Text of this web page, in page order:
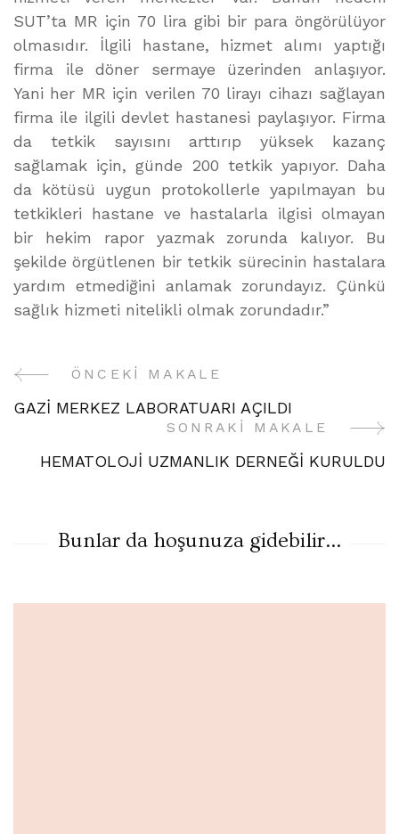
SUT’ta MR için 70 lira gibi bir para öngörülüyor
olmasıdır. İlgili hastane, hizmet alımı yaptığı
firma ile döner sermaye üzerinden anlaşıyor.
Yani her MR için verilen 70 lirayı cihazı sağlayan
firma ile ilgili devlet hastanesi paylaşıyor. Firma
da tetkik sayısını arttırıp yüksek kazanç
sağlamak için, günde 200 tetkik yapıyor. Daha
da kötüsü uygun protokollerle yapılmayan bu
tetkikleri hastane ve hastalarla ilgisi olmayan
bir hekim rapor yazmak zorunda kalıyor. Bu
şekilde örgütlenen bir tetkik sürecinin hastalara
yardım etmediğini anlamak zorundayız. Çünkü
sağlık hizmeti nitelikli olmak zorundadır.”
YazıÖNCEKI MAKALE
GAZİ MERKEZ LABORATUARI AÇILDI
SONRAKI MAKALE
HEMATOLOJİ UZMANLIK DERNEĞİ KURULDU
Bunlar da hoşunuza gidebilir...